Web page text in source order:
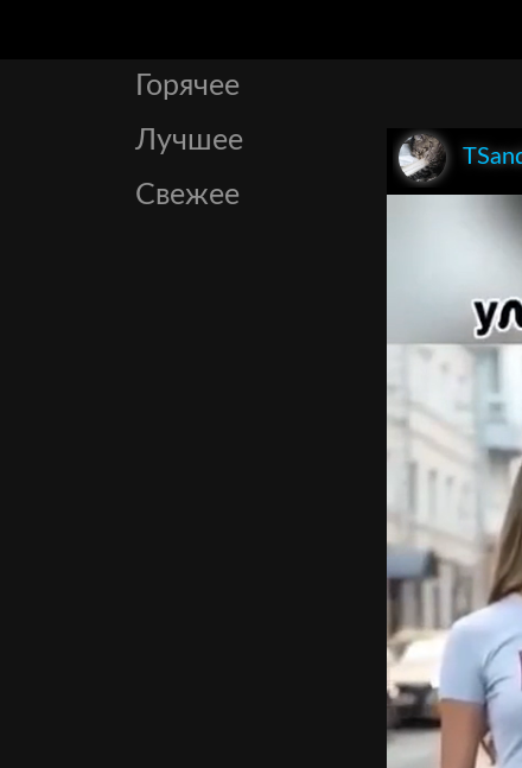
Горячее
Лучшее
Свежее